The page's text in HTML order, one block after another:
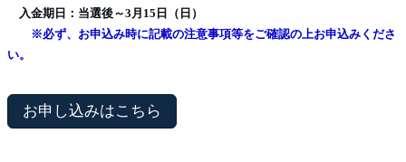
入金期日：当選後～3月15日（日）
※必ず、お申込み時に記載の注意事項等をご確認の上お申込みくださ
い。
お申し込みはこちら